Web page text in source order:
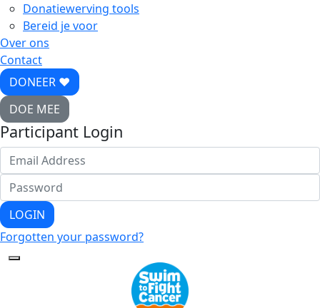
Donatiewerving tools
Bereid je voor
Over ons
Contact
DONEER ♥
DOE MEE
Participant Login
LOGIN
Forgotten your password?